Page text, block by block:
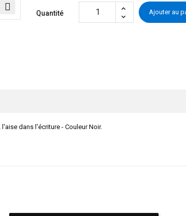
Quantité Ajouter au
dans l'écriture - Couleur Noir.